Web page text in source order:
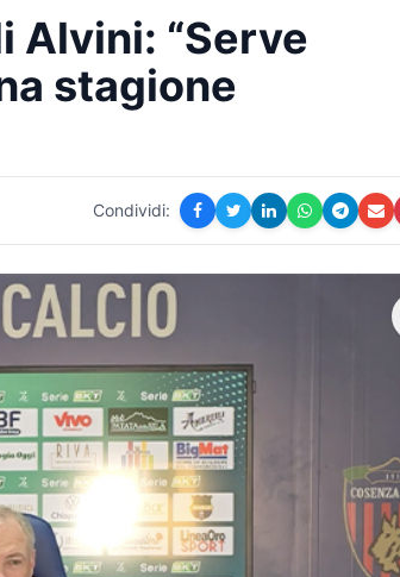
Alvini: “Serve
stagione
Condividi: